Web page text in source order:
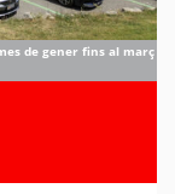
de gener fins al març